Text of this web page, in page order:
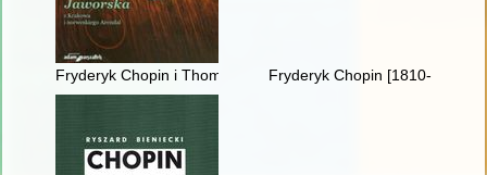
Fryderyk Chopin i Thomas Dyke Acland Tellefsen. Polsko-
Fryderyk Chopin [1810-1849] i